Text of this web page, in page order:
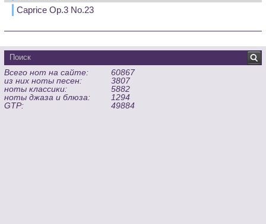
Caprice Op.3 No.23
Всего нот на сайте:
60867
из них ноты песен:
3807
ноты классики:
5882
ноты джаза и блюза:
1294
GTP:
49884